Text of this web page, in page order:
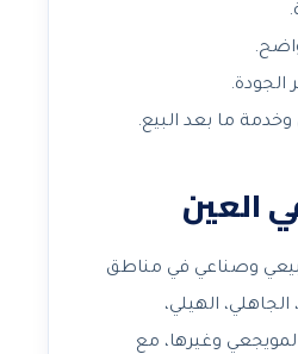
الجودة.
ما بعد البيع.
العين
وصناعي في مناطق
الجاهلي، الهيلي،
وغيرها، مع